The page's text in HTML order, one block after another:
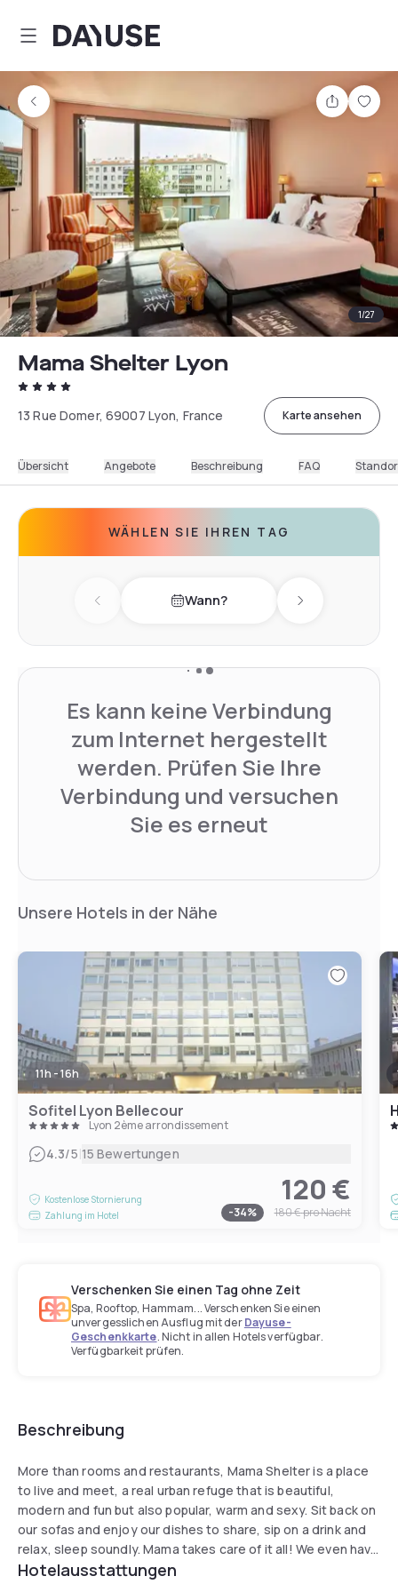
Dayuse
Teilen
1/27
Mama Shelter Lyon
13 Rue Domer, 69007 Lyon, France Karte ansehen
Übersicht Angebote Beschreibung FAQ
WÄHLEN SIE IHREN TAG
Previous day Wann? Next day
Es kann keine Verbindung
zum Internet hergestellt
werden. Prüfen Sie Ihre
Verbindung und versuchen
Sie es erneut
Unsere Hotels in der Nähe
11h - 16h
Sofitel Lyon Bellecour
Lyon 2ème arrondissement
4.3/5|15 Bewertungen
Kostenlose Stornierung
Zahlung im Hotel
120 €
-34% 180 €pro Nacht
Verschenken Sie einen Tag ohne Zeit
Spa, Rooftop, Hammam... Verschenken Sie einen
unvergesslichen Ausflug mit derDayuse-
Geschenkkarte. Nicht in allen Hotels verfügbar.
Verfügbarkeit prüfen.
Beschreibung
More than rooms and restaurants, Mama Shelter is a place
to live and meet, a real urban refuge that is beautiful,
modern and fun but also popular, warm and sexy. Sit back on
our sofas and enjoy our dishes to share, sip on a drink and
relax, sleep soundly. Mama takes care of it all! We even have
options for your children: children's menu, free breakfast for
Hotelausstattungen